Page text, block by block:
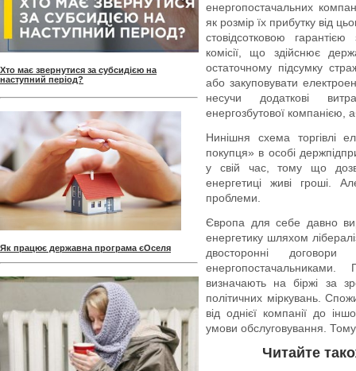
Хто має звернутися за субсидією на
наступний період?
Як працює державна програма єОселя
енергопостачальних
як розмір їх прибутку від
стовідсотковою
комісії, що здійснює
остаточному підсумку
або закуповувати
несучи додаткові
енергозбутової компанією,
Нинішня схема торгівлі
покупця» в особі
у свій час, тому що
енергетиці живі гроші.
проблеми.
Європа для себе давно
енергетику шляхом
двосторонні
визначають на біржі за
політичних міркувань.
від однієї компанії до
умови обслуговування.
Читайте